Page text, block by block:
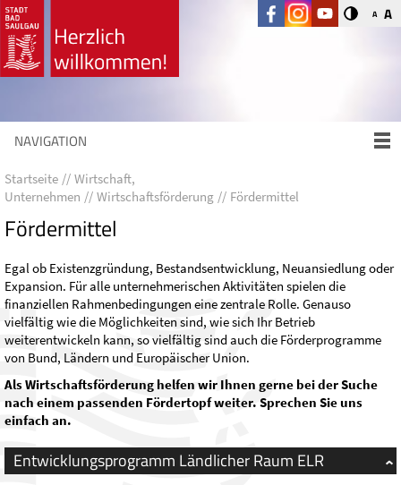
A A
NAVIGATION
Startseite
Wirtschaft,
Unternehmen
Wirtschaftsförderung Fördermittel
Fördermittel
Egal ob Existenzgründung, Bestandsentwicklung, Neuansiedlung oder
Expansion. Für alle unternehmerischen Aktivitäten spielen die
finanziellen Rahmenbedingungen eine zentrale Rolle. Genauso
vielfältig wie die Möglichkeiten sind, wie sich Ihr Betrieb
weiterentwickeln kann, so vielfältig sind auch die Förderprogramme
von Bund, Ländern und Europäischer Union.
Als Wirtschaftsförderung helfen wir Ihnen gerne bei der Suche
nach einem passenden Fördertopf weiter. Sprechen Sie uns
einfach an.
Entwicklungsprogramm Ländlicher Raum ELR